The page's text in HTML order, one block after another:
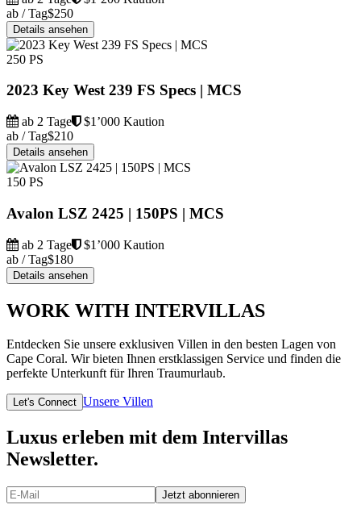
ab / Tag$250
Details ansehen
250 PS
2023 Key West 239 FS Specs | MCS
ab 2 Tage
$1’000 Kaution
ab / Tag$210
Details ansehen
150 PS
Avalon LSZ 2425 | 150PS | MCS
ab 2 Tage
$1’000 Kaution
ab / Tag$180
Details ansehen
WORK WITH INTERVILLAS
Entdecken Sie unsere exklusiven Villen in den besten Lagen von
Cape Coral. Wir bieten Ihnen erstklassigen Service und finden die
perfekte Unterkunft für Ihren Traumurlaub.
Let's Connect Unsere Villen
Luxus erleben mit dem Intervillas
Newsletter.
Jetzt abonnieren